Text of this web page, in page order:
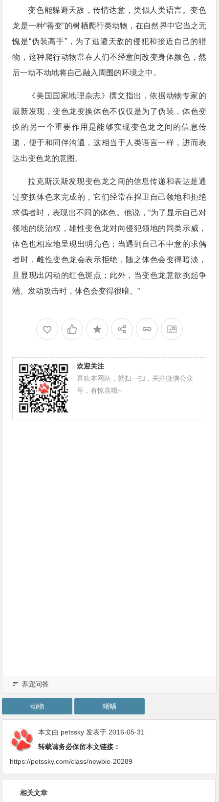
变色能躲避天敌，传情达意，类似人类语言。变色
龙是一种“善变”的树栖爬行类动物，在自然界中它当之无
愧是“伪装高手”，为了逃避天敌的侵犯和接近自己的猎
物，这种爬行动物常在人们不经意间改变身体颜色，然
后一动不动地将自己融入周围的环境之中。
《美国国家地理杂志》撰文指出，依据动物专家的
最新发现，变色龙变换体色不仅仅是为了伪装，体色变
换的另一个重要作用是能够实现变色龙之间的信息传
递，便于和同伴沟通，这相当于人类语言一样，进而表
达出变色龙的意图。
拉克斯沃斯发现变色龙之间的信息传递和表达是通
过变换体色来完成的，它们经常在捍卫自己领地和拒绝
求偶者时，表现出不同的体色。他说，“为了显示自己对
领地的统治权，雄性变色龙对向侵犯领地的同类示威，
体色也相应地呈现出明亮色；当遇到自己不中意的求偶
者时，雌性变色龙会表示拒绝，随之体色会变得暗淡，
且显现出闪动的红色斑点；此外，当变色龙意欲挑起争
端、发动攻击时，体色会变得很暗。”
欢迎关注
喜欢本网站，就扫一扫，关注微信公众
号，有惊喜哦~
养宠问答
动物 蜥蜴
本文由 petssky 发表于 2016-05-31
转载请务必保留本文链接：
https://petssky.com/class/newbie-20289
相关文章